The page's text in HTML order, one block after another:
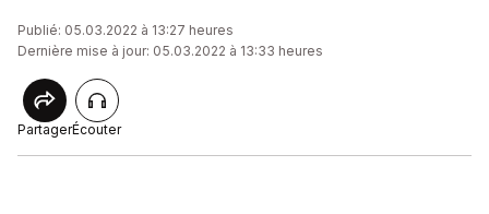
Publié: 05.03.2022 à 13:27 heures
Dernière mise à jour: 05.03.2022 à 13:33 heures
PartagerÉcouter